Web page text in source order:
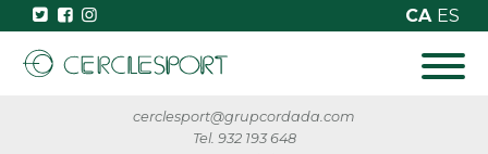
CA ES
cerclesport@grupcordada.com
Tel. 932 193 648